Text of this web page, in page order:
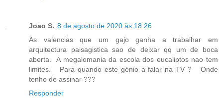
Joao S. 8 de agosto de 2020 às 18:26
As valencias que um gajo ganha a trabalhar em
arquitectura paisagistica sao de deixar qq um de boca
aberta. A megalomania da escola dos eucaliptos nao tem
limites. Para quando este génio a falar na TV ? Onde
tenho de assinar ???
Responder